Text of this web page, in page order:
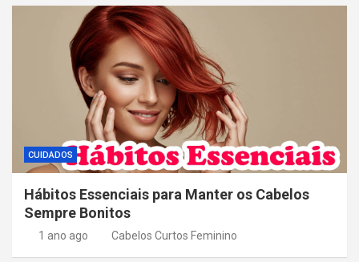
o
t
CUIDADOS
Hábitos Essenciais para Manter os Cabelos
Sempre Bonitos
1 ano ago Cabelos Curtos Feminino